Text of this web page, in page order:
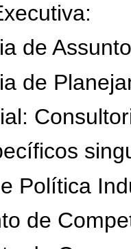
de
de
Política
de